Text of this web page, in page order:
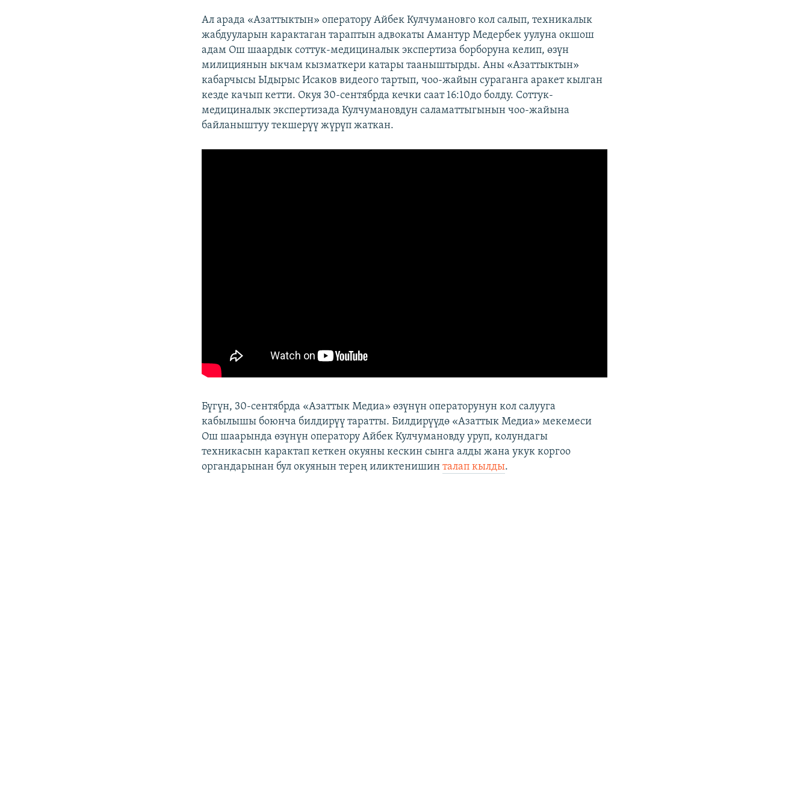
Ал арада «Азаттыктын» оператору Айбек Кулчумановго кол салып, техникалык
жабдууларын карактаган тараптын адвокаты Амантур Медербек уулуна окшош
адам Ош шаардык соттук-медициналык экспертиза борборуна келип, өзүн
милициянын ыкчам кызматкери катары тааныштырды. Аны «Азаттыктын»
кабарчысы Ыдырыс Исаков видеого тартып, чоо-жайын сураганга аракет кылган
кезде качып кетти. Окуя 30-сентябрда кечки саат 16:10до болду. Соттук-
медициналык экспертизада Кулчумановдун саламаттыгынын чоо-жайына
байланыштуу текшерүү жүрүп жаткан.
Бүгүн, 30-сентябрда «Азаттык Медиа» өзүнүн операторунун кол салууга
кабылышы боюнча билдирүү таратты. Билдирүүдө «Азаттык Медиа» мекемеси
Ош шаарында өзүнүн оператору Айбек Кулчумановду уруп, колундагы
техникасын карактап кеткен окуяны кескин сынга алды жана укук коргоо
органдарынан бул окуянын терең иликтенишинталап кылды.